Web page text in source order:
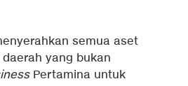
semua aset
yang bukan
Pertamina untuk